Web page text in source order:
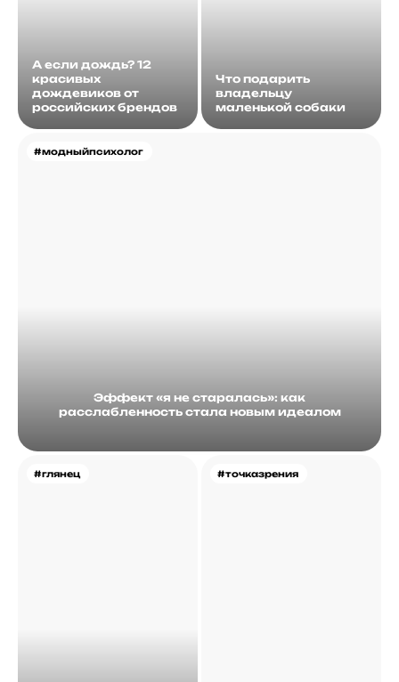
А если дождь? 12
красивых
дождевиков от
российских брендов
#модныйпсихолог
Эффект «я не старалась»: как
расслабленность стала новым идеалом
Что подарить
владельцу
маленькой собаки
#глянец #точказрения